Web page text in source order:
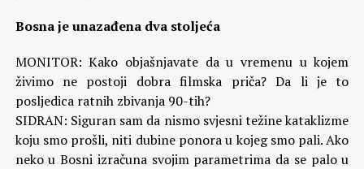
Bosna je unazađena dva stoljeća
MONITOR: Kako objašnjavate da u vremenu u kojem
živimo ne postoji dobra filmska priča? Da li je to
posljedica ratnih zbivanja 90-tih?
SIDRAN: Siguran sam da nismo svjesni težine kataklizme
koju smo prošli, niti dubine ponora u kojeg smo pali. Ako
neko u Bosni izračuna svojim parametrima da se palo u